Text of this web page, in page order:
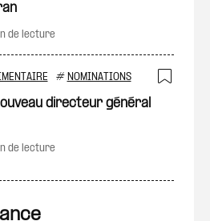
de lecture
# NOMINATIONS
directeur général
de lecture